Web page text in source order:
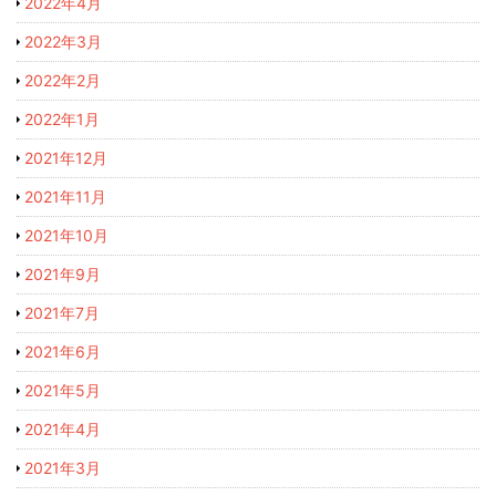
2022年3月
2022年2月
2022年1月
2021年12月
2021年11月
2021年10月
2021年9月
2021年7月
2021年6月
2021年5月
2021年4月
2021年3月